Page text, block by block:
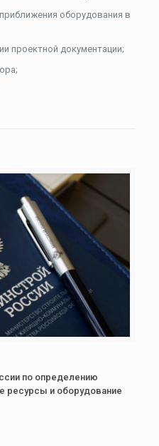
оборудования в
проектной документации;
по определению
ресурсы и оборудование